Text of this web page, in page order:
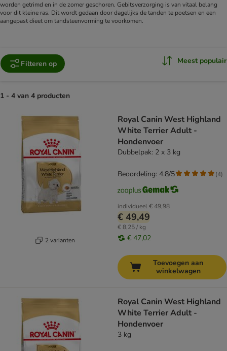
worden getrimd en in de zomer geschoren. Gebitsverzorging is van vitaal belang
voor dit kleine ras. Dit wordt gedaan door dagelijks de tanden te poetsen en een
aangepast dieet om tandsteenvorming te voorkomen.
Filteren op Meest populair
1 - 4 van 4 producten
2 varianten
Royal Canin West Highland
White Terrier Adult -
Hondenvoer
Dubbelpak: 2 x 3 kg
individueel€ 49,98
€ 49,49
€ 8,25 / kg
€ 47,02
Beoordeling: 4.8/5 (4)
Toevoegen aan
winkelwagen
Royal Canin West Highland
White Terrier Adult -
Hondenvoer
3 kg